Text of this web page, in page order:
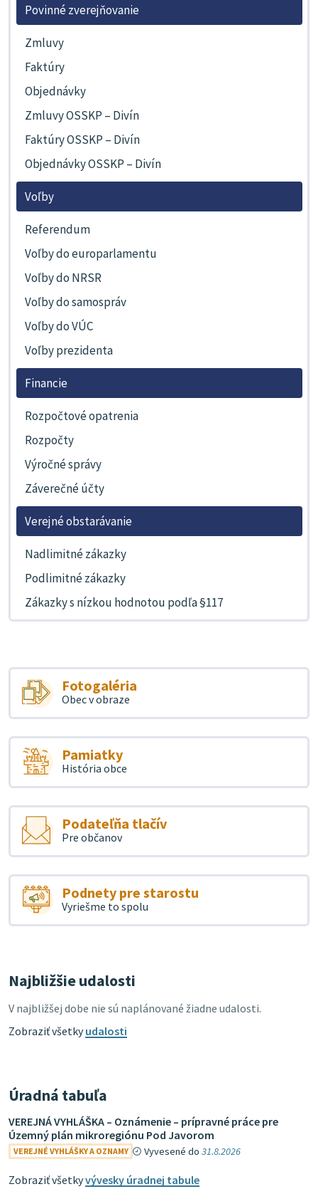
Povinné zverejňovanie
Zmluvy
Faktúry
Objednávky
Zmluvy OSSKP – Divín
Faktúry OSSKP – Divín
Objednávky OSSKP – Divín
Voľby
Referendum
Voľby do europarlamentu
Voľby do NRSR
Voľby do samospráv
Voľby do VÚC
Voľby prezidenta
Financie
Rozpočtové opatrenia
Rozpočty
Výročné správy
Záverečné účty
Verejné obstarávanie
Nadlimitné zákazky
Podlimitné zákazky
Zákazky s nízkou hodnotou podľa §117
Fotogaléria
Obec v obraze
Pamiatky
História obce
Podateľňa tlačív
Pre občanov
Podnety pre starostu
Vyriešme to spolu
Najbližšie udalosti
V najbližšej dobe nie sú naplánované žiadne udalosti.
Zobraziť všetkyudalosti
Úradná tabuľa
VEREJNÁ VYHLÁŠKA – Oznámenie – prípravné práce pre
Územný plán mikroregiónu Pod Javorom
VEREJNÉ VYHLÁŠKY A OZNAMY Vyvesené do31.8.2026
Zobraziť všetkyvývesky úradnej tabule